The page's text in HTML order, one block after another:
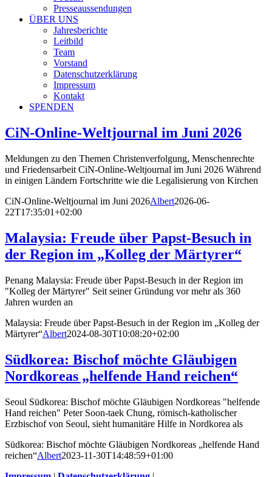
Presseaussendungen
ÜBER UNS
Jahresberichte
Leitbild
Team
Vorstand
Datenschutzerklärung
Impressum
Kontakt
SPENDEN
CiN-Online-Weltjournal im Juni 2026
Meldungen zu den Themen Christenverfolgung, Menschenrechte
und Friedensarbeit CiN-Online-Weltjournal im Juni 2026 Während
in einigen Ländern Fortschritte wie die Legalisierung von Kirchen
CiN-Online-Weltjournal im Juni 2026Albert2026-06-
22T17:35:01+02:00
Malaysia: Freude über Papst-Besuch in
der Region im „Kolleg der Märtyrer“
Penang Malaysia: Freude über Papst-Besuch in der Region im
"Kolleg der Märtyrer" Seit seiner Gründung vor mehr als 360
Jahren wurden an
Malaysia: Freude über Papst-Besuch in der Region im „Kolleg der
Märtyrer“Albert2024-08-30T10:08:20+02:00
Südkorea: Bischof möchte Gläubigen
Nordkoreas „helfende Hand reichen“
Seoul Südkorea: Bischof möchte Gläubigen Nordkoreas "helfende
Hand reichen" Peter Soon-taek Chung, römisch-katholischer
Erzbischof von Seoul, sieht humanitäre Hilfe in Nordkorea als
Südkorea: Bischof möchte Gläubigen Nordkoreas „helfende Hand
reichen“Albert2023-11-30T14:48:59+01:00